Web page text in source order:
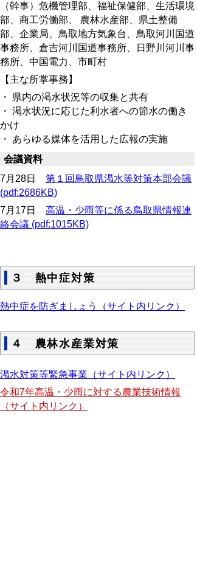
（幹事）危機管理部、福祉保健部、生活環境
部、商工労働部、 農林水産部、県土整備
部、企業局、鳥取地方気象台、鳥取河川国道
事務所、倉吉河川国道事務所、
日野川河川事
務所、中国電力、市町村
【主な所掌事務】
・ 県内の渇水状況等の収集と共有
・ 渇水状況に応じた利水者への節水の働き
かけ
・ あらゆる媒体を活用した広報の実施
会議資料
7月28日 第１回鳥取県渇水等対策本部会議
(pdf:2686KB)
7月17日 高温・少雨等に係る鳥取県情報連
絡会議 (pdf:1015KB)
３ 熱中症対策
熱中症を防ぎましょう（サイト内リンク）
４ 農林水産業対策
渇水対策等緊急事業（サイト内リンク）
令和7年高温・少雨に対する農業技術情報
（サイト内リンク）